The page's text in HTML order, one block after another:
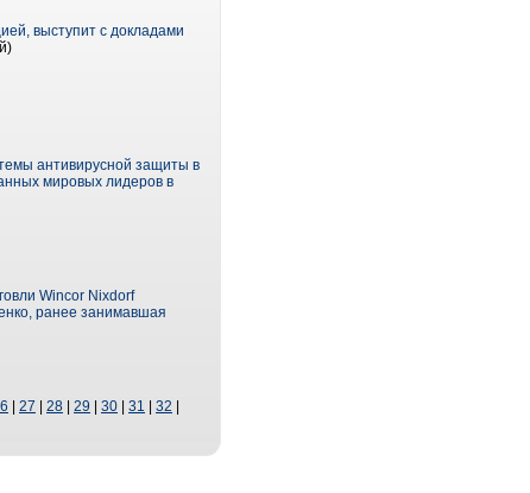
выступит с докладами
антивирусной защиты в
мировых лидеров в
Wincor Nixdorf
ранее занимавшая
27 28 29 30 31 32